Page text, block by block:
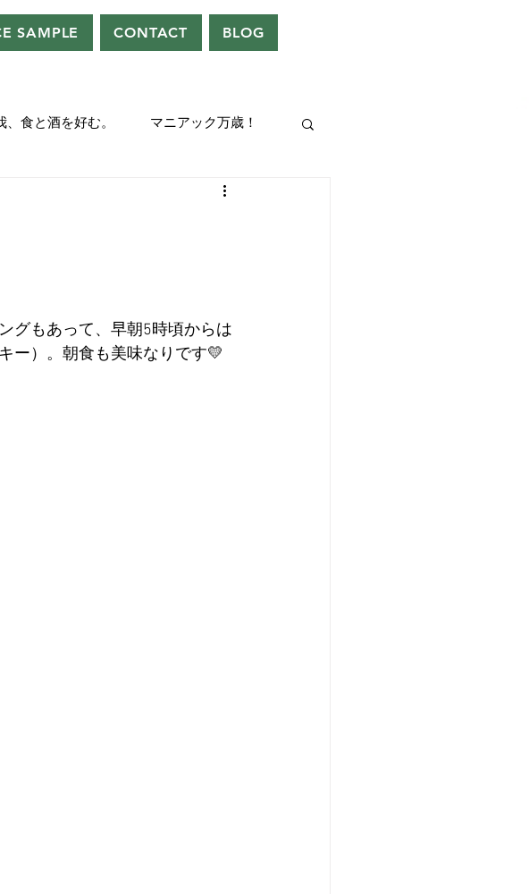
SAMPLE CONTACT BLOG
、食と酒を好む。 マニアック万歳！
落書きシリーズ。
グもあって、早朝5時頃からは
ー）。朝食も美味なりです💛